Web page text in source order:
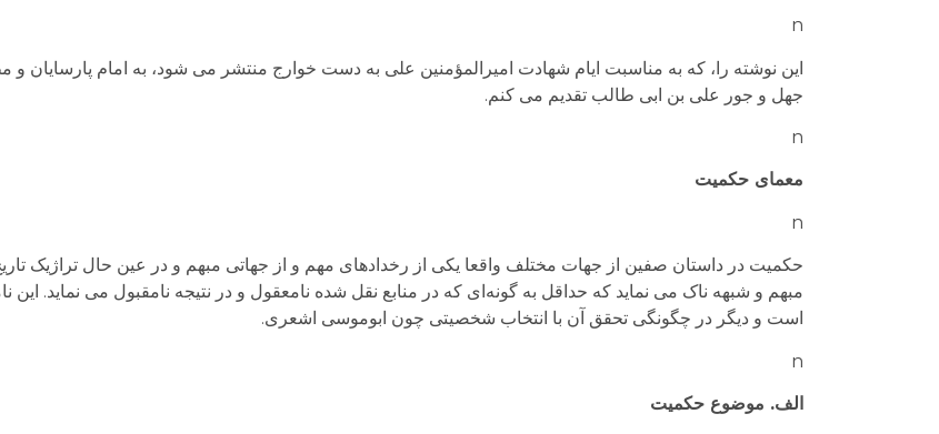
n
این نوشته را، که به مناسبت ایام شهادت امیرالمؤمنین علی به دست خوارج منتشر می شود، به امام پارسایان
جهل و جور علی بن ابی طالب تقدیم می کنم.
n
معمای حکمیت
n
حکمیت در داستان صفین از جهات مختلف واقعا یکی از رخدادهای مهم و از جهاتی مبهم و در عین حال تراژیک
مبهم و شبهه ناک می نماید که حداقل به گونه‌ای که در منابع نقل شده نامعقول و در نتیجه نامقبول می نماید.
است و دیگر در چگونگی تحقق آن با انتخاب شخصیتی چون ابوموسی اشعری.
n
الف. موضوع حکمیت